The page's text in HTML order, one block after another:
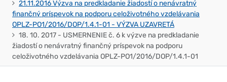
21.11.2016 Výzva na predkladanie žiadostí o nenávratný
finančný príspevok na podporu celoživotného vzdelávania
OPLZ-PO1/2016/DOP/1.4.1-01 - VÝZVA UZAVRETÁ
18. 10. 2017 - USMERNENIE č. 6 k výzve na predkladanie
žiadostí o nenávratný finančný príspevok na podporu
celoživotného vzdelávania OPLZ-PO1/2016/DOP/1.4.1-01